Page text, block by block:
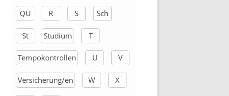
QU R S Sch
St Studium T
Tempokontrollen U V
Versicherung/en W X